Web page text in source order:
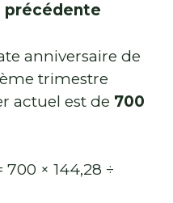
précédente
anniversaire de
trimestre
actuel est de 700
× 144,28 ÷